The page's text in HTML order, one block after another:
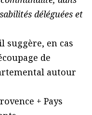
déléguées et
suggère, en cas
de
autour
+ Pays